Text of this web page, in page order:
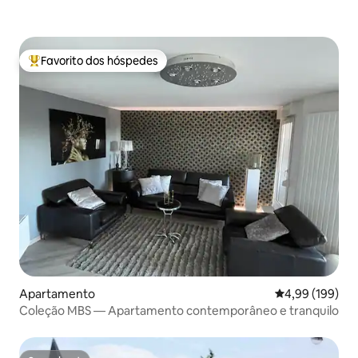
Favoritos dos hóspedes mais apreciados
Favorito dos hóspedes
Apartamento Classificação
4,99 (199)
Coleção MBS — Apartamento contemporâneo e tranquilo